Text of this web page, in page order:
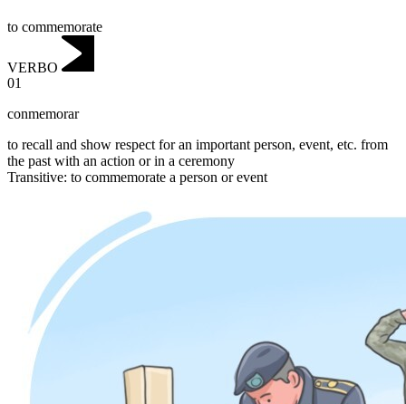
to commemorate
VERBO
01
conmemorar
to recall and show respect for an important person, event, etc. from
the past with an action or in a ceremony
Transitive: to commemorate a person or event